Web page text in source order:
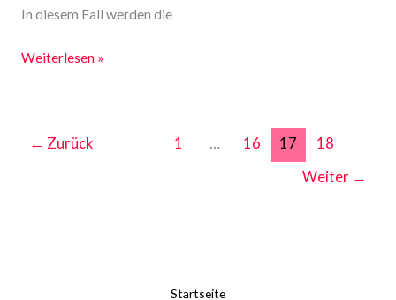
In diesem Fall werden die
Weiterlesen »
← Zurück 1 … 16 17
18
Weiter →
Startseite